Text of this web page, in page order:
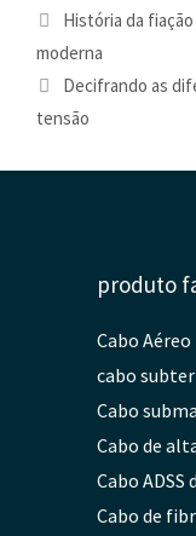
História da
moderna
Decifrando as
tensão
produto
Cabo
cabo
Cabo
Cabo de
Cabo
Cabo de